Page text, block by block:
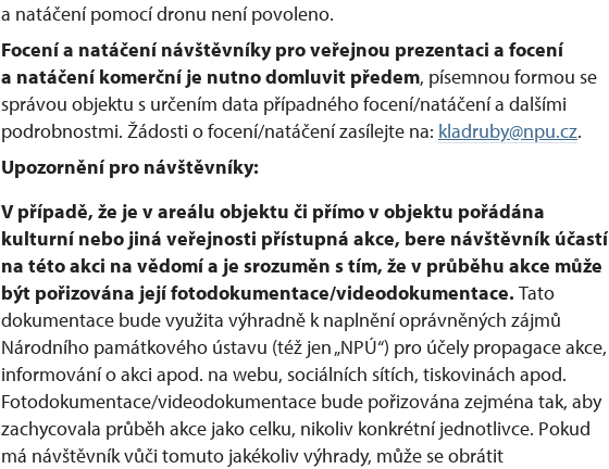
a natáčení pomocí dronu není povoleno.
Focení a natáčení návštěvníky pro veřejnou prezentaci a focení
a natáčení komerční je nutno domluvit předem, písemnou formou se
správou objektu s určením data případného focení/natáčení a dalšími
podrobnostmi. Žádosti o focení/natáčení zasílejte na: kladruby@npu.cz.
Upozornění pro návštěvníky:
V případě, že je v areálu objektu či přímo v objektu pořádána
kulturní nebo jiná veřejnosti přístupná akce, bere návštěvník účastí
na této akci na vědomí a je srozuměn s tím, že v průběhu akce může
být pořizována její fotodokumentace/videodokumentace. Tato
dokumentace bude využita výhradně k naplnění oprávněných zájmů
Národního památkového ústavu (též jen „NPÚ“) pro účely propagace akce,
informování o akci apod. na webu, sociálních sítích, tiskovinách apod.
Fotodokumentace/videodokumentace bude pořizována zejména tak, aby
zachycovala průběh akce jako celku, nikoliv konkrétní jednotlivce. Pokud
má návštěvník vůči tomuto jakékoliv výhrady, může se obrátit